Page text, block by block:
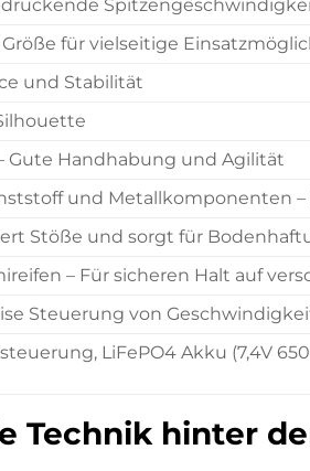
Größe für vielseitige
und Stabilität
Gute Handhabung und Agilität
und Metallkomponenten
Stöße und sorgt für
– Für sicheren Halt auf
Steuerung von
LiFePO4 Akku (7,4V
Technik hinter